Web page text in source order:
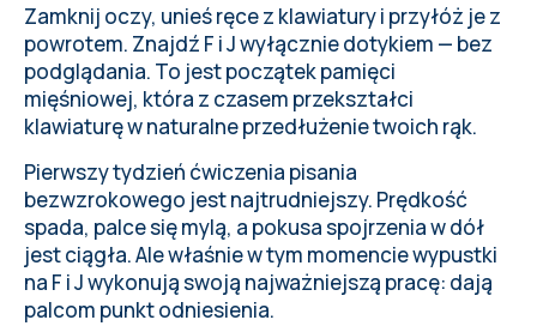
Zamknij oczy, unieś ręce z klawiatury i przyłóż je z
powrotem. Znajdź F i J wyłącznie dotykiem — bez
podglądania. To jest początek pamięci
mięśniowej, która z czasem przekształci
klawiaturę w naturalne przedłużenie twoich rąk.
Pierwszy tydzień ćwiczenia pisania
bezwzrokowego jest najtrudniejszy. Prędkość
spada, palce się mylą, a pokusa spojrzenia w dół
jest ciągła. Ale właśnie w tym momencie wypustki
na F i J wykonują swoją najważniejszą pracę: dają
palcom punkt odniesienia.